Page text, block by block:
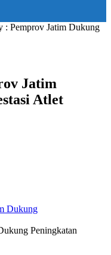
: Pemprov Jatim Dukung
Jatim
Atlet
Peningkatan